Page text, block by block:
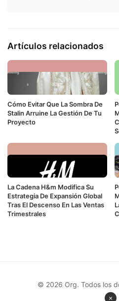
Artículos relacionados
Cómo Evitar Que La Sombra De
Stalin Arruine La Gestión De Tu
Proyecto
La Cadena H&m Modifica Su
Estrategia De Expansión Global
Tras El Descenso En Las Ventas
Trimestrales
×
© 2026 Org. Todos los